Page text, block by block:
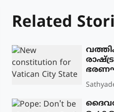
Related